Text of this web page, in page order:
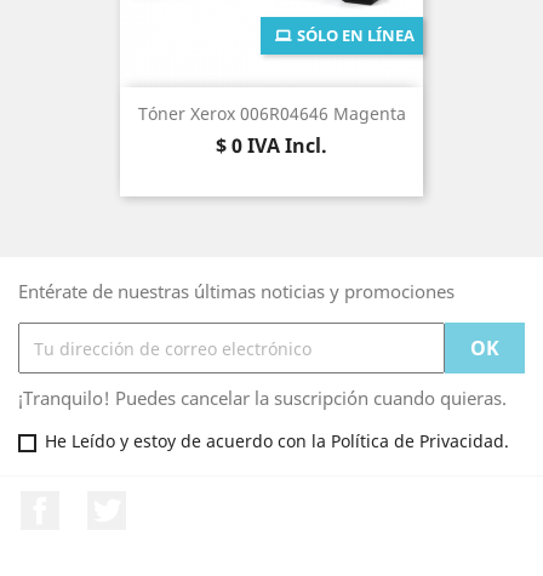
Tóner Xerox 006R04646 Magenta
Precio
$ 0IVA Incl.
SÓLO EN LÍNEA
Entérate de nuestras últimas noticias y promociones
¡Tranquilo! Puedes cancelar la suscripción cuando quieras.
He Leído y estoy de acuerdo con la Política de Privacidad.